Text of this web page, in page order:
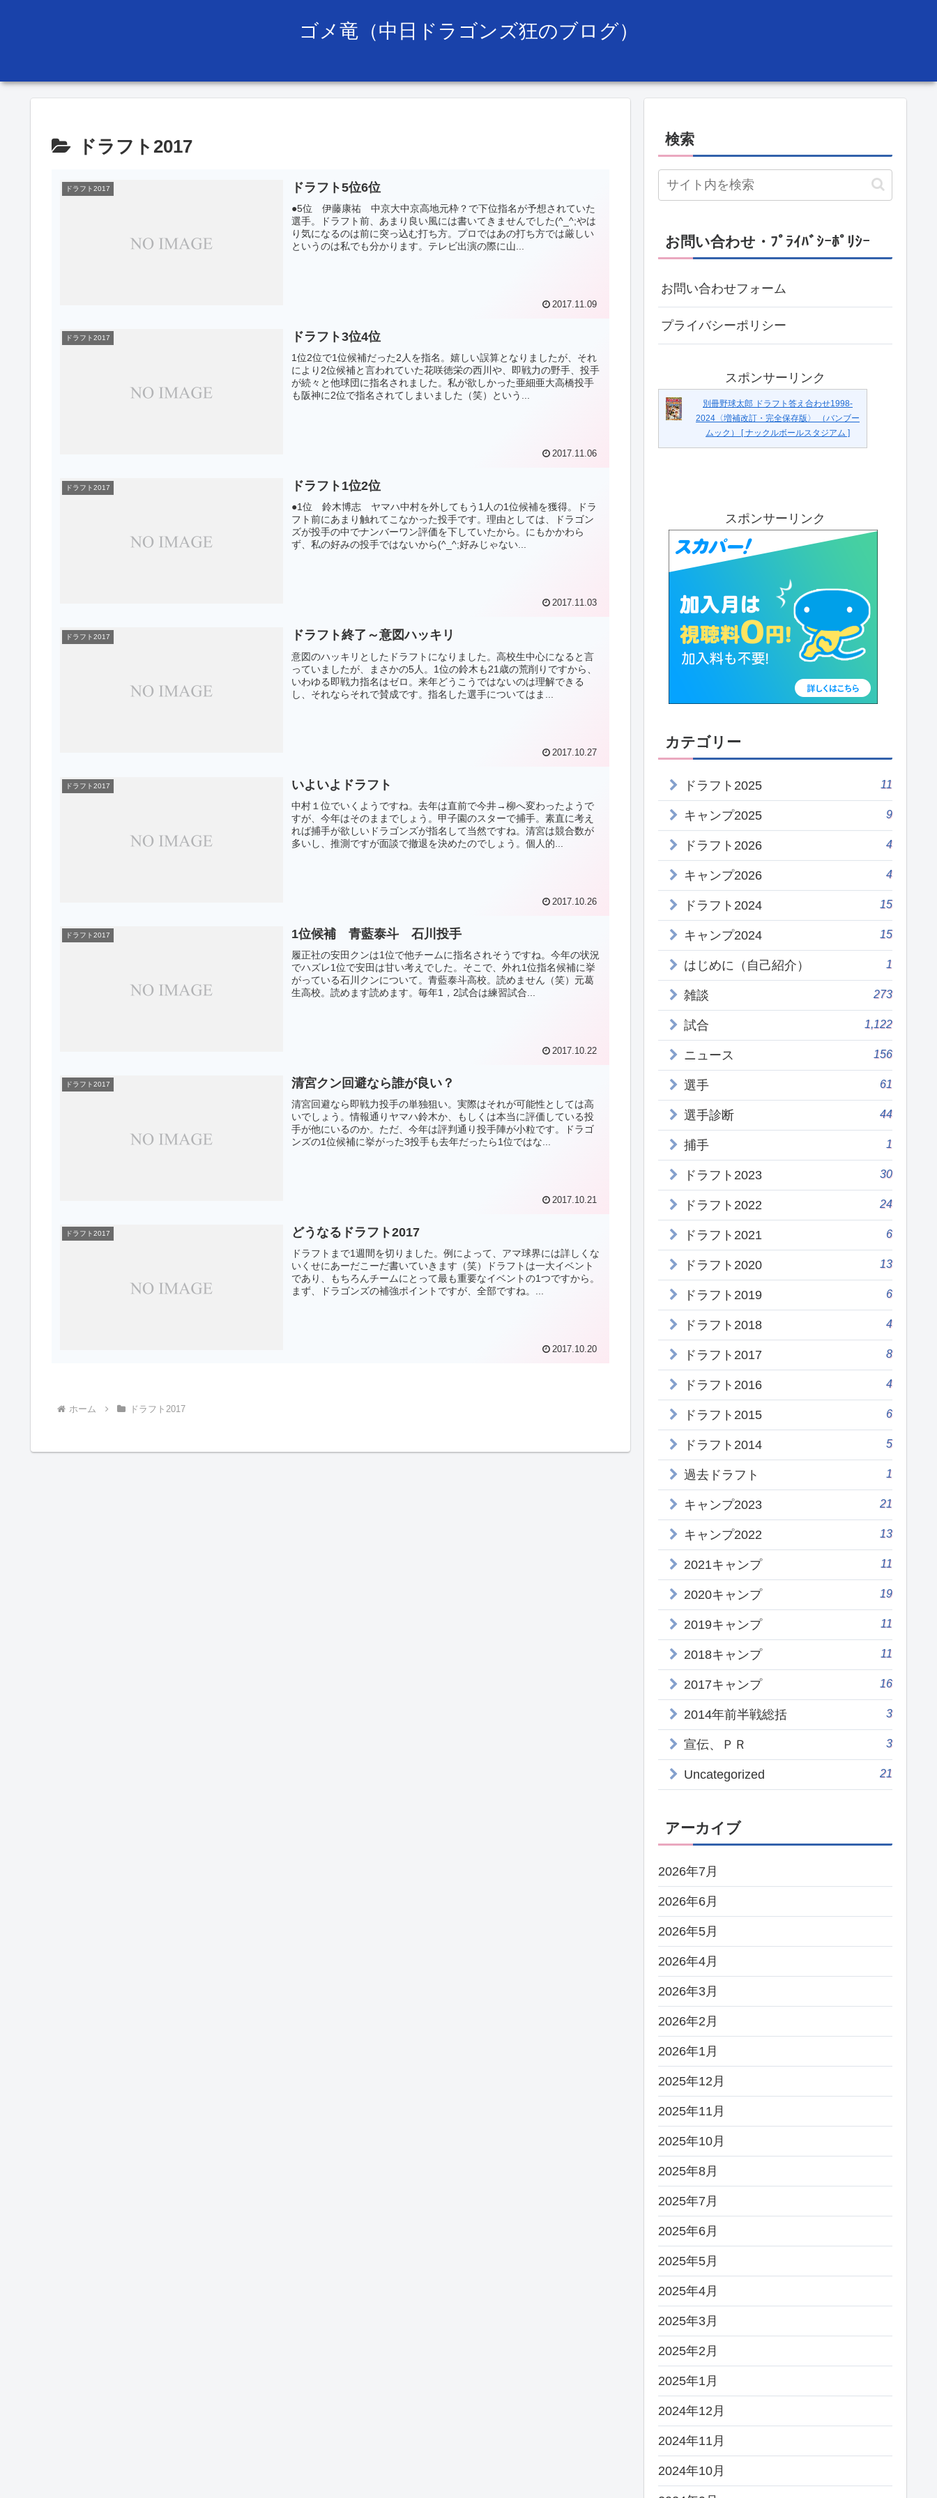
ゴメ竜（中日ドラゴンズ狂のブログ）
ドラフト2017
ドラフト2017 ドラフト5位6位
●5位 伊藤康祐 中京大中京高地元枠？で下位指名が予想されていた
選手。ドラフト前、あまり良い風には書いてきませんでした(^_^;やは
り気になるのは前に突っ込む打ち方。プロではあの打ち方では厳しい
というのは私でも分かります。テレビ出演の際に山...
2017.11.09
ドラフト2017 ドラフト3位4位
1位2位で1位候補だった2人を指名。嬉しい誤算となりましたが、それ
により2位候補と言われていた花咲徳栄の西川や、即戦力の野手、投手
が続々と他球団に指名されました。私が欲しかった亜細亜大高橋投手
も阪神に2位で指名されてしまいました（笑）という...
2017.11.06
ドラフト2017 ドラフト1位2位
●1位 鈴木博志 ヤマハ中村を外してもう1人の1位候補を獲得。ドラ
フト前にあまり触れてこなかった投手です。理由としては、ドラゴン
ズが投手の中でナンバーワン評価を下していたから。にもかかわら
ず、私の好みの投手ではないから(^_^;好みじゃない...
2017.11.03
ドラフト2017 ドラフト終了～意図ハッキリ
意図のハッキリとしたドラフトになりました。高校生中心になると言
っていましたが、まさかの5人。1位の鈴木も21歳の荒削りですから、
いわゆる即戦力指名はゼロ。来年どうこうではないのは理解できる
し、それならそれで賛成です。指名した選手についてはま...
2017.10.27
ドラフト2017 いよいよドラフト
中村１位でいくようですね。去年は直前で今井→柳へ変わったようで
すが、今年はそのままでしょう。甲子園のスターで捕手。素直に考え
れば捕手が欲しいドラゴンズが指名して当然ですね。清宮は競合数が
多いし、推測ですが面談で撤退を決めたのでしょう。個人的...
2017.10.26
ドラフト2017 1位候補 青藍泰斗 石川投手
履正社の安田クンは1位で他チームに指名されそうですね。今年の状況
でハズレ1位で安田は甘い考えでした。そこで、外れ1位指名候補に挙
がっている石川クンについて。青藍泰斗高校。読めません（笑）元葛
生高校。読めます読めます。毎年1，2試合は練習試合...
2017.10.22
ドラフト2017 清宮クン回避なら誰が良い？
清宮回避なら即戦力投手の単独狙い。実際はそれが可能性としては高
いでしょう。情報通りヤマハ鈴木か、もしくは本当に評価している投
手が他にいるのか。ただ、今年は評判通り投手陣が小粒です。ドラゴ
ンズの1位候補に挙がった3投手も去年だったら1位ではな...
2017.10.21
ドラフト2017 どうなるドラフト2017
ドラフトまで1週間を切りました。例によって、アマ球界には詳しくな
いくせにあーだこーだ書いていきます（笑）ドラフトは一大イベント
であり、もちろんチームにとって最も重要なイベントの1つですから。
まず、ドラゴンズの補強ポイントですが、全部ですね。...
2017.10.20
ホーム ドラフト2017
検索
お問い合わせ・ﾌﾟﾗｲﾊﾞｼｰﾎﾟﾘｼｰ
お問い合わせフォーム
プライバシーポリシー
スポンサーリンク
別冊野球太郎 ドラフト答え合わせ1998-
2024〈増補改訂・完全保存版〉 （バンブー
ムック） [ ナックルボールスタジアム ]
スポンサーリンク
カテゴリー
ドラフト2025 11
キャンプ2025 9
ドラフト2026 4
キャンプ2026 4
ドラフト2024 15
キャンプ2024 15
はじめに（自己紹介） 1
雑談 273
試合 1,122
ニュース 156
選手 61
選手診断 44
捕手 1
ドラフト2023 30
ドラフト2022 24
ドラフト2021 6
ドラフト2020 13
ドラフト2019 6
ドラフト2018 4
ドラフト2017 8
ドラフト2016 4
ドラフト2015 6
ドラフト2014 5
過去ドラフト 1
キャンプ2023 21
キャンプ2022 13
2021キャンプ 11
2020キャンプ 19
2019キャンプ 11
2018キャンプ 11
2017キャンプ 16
2014年前半戦総括 3
宣伝、ＰＲ 3
Uncategorized 21
アーカイブ
2026年7月
2026年6月
2026年5月
2026年4月
2026年3月
2026年2月
2026年1月
2025年12月
2025年11月
2025年10月
2025年8月
2025年7月
2025年6月
2025年5月
2025年4月
2025年3月
2025年2月
2025年1月
2024年12月
2024年11月
2024年10月